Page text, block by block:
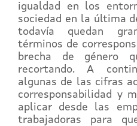
igualdad en los
sociedad en la última
todavía quedan
términos de
brecha de género
recortando. A
algunas de las cifras
corresponsabilidad y
aplicar desde las
trabajadoras para